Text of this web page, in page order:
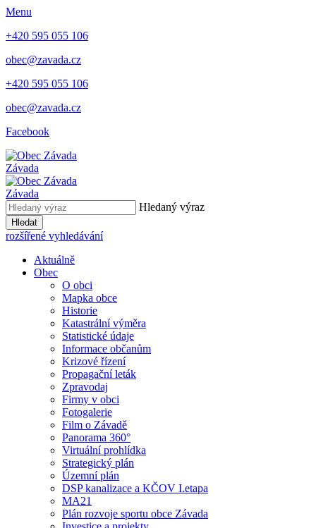
Menu
+420 595 055 106
obec@zavada.cz
+420 595 055 106
obec@zavada.cz
Facebook
Závada
Závada
Hledaný výraz
Hledat
rozšířené vyhledávání
Aktuálně
Obec
O obci
Mapka obce
Historie
Katastrální výměra
Statistické údaje
Informace občanům
Krizové řízení
Propagační leták
Zpravodaj
Firmy v obci
Fotogalerie
Film o Závadě
Panorama 360°
Virtuální prohlídka
Strategický plán
Územní plán
DSP kanalizace a KČOV I.etapa
MA21
Plán rozvoje sportu obce Závada